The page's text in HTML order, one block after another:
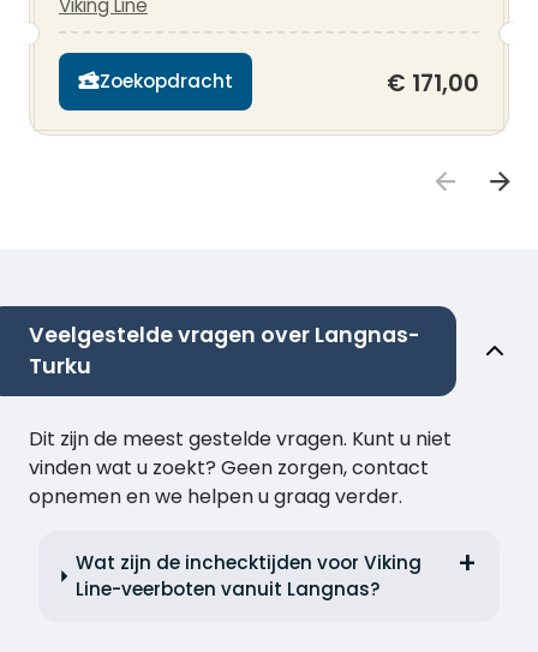
Viking Line
Zoekopdracht € 171,00
Veelgestelde vragen over Langnas-
Turku
Dit zijn de meest gestelde vragen. Kunt u niet
vinden wat u zoekt? Geen zorgen, contact
opnemen en we helpen u graag verder.
Wat zijn de inchecktijden voor Viking
Line-veerboten vanuit Langnas?